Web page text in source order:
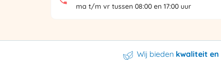
ma t/m vr tussen 08:00 en 17:00 uur
Wij bieden kwaliteit en